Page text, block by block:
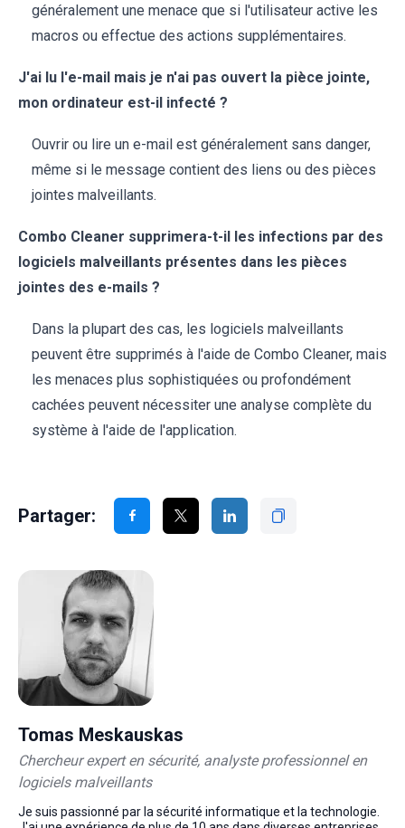
généralement une menace que si l'utilisateur active les
macros ou effectue des actions supplémentaires.
J'ai lu l'e-mail mais je n'ai pas ouvert la pièce jointe,
mon ordinateur est-il infecté ?
Ouvrir ou lire un e-mail est généralement sans danger,
même si le message contient des liens ou des pièces
jointes malveillants.
Combo Cleaner supprimera-t-il les infections par des
logiciels malveillants présentes dans les pièces
jointes des e-mails ?
Dans la plupart des cas, les logiciels malveillants
peuvent être supprimés à l'aide de Combo Cleaner, mais
les menaces plus sophistiquées ou profondément
cachées peuvent nécessiter une analyse complète du
système à l'aide de l'application.
Partager:
Tomas Meskauskas
Chercheur expert en sécurité, analyste professionnel en
logiciels malveillants
Je suis passionné par la sécurité informatique et la technologie.